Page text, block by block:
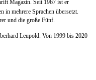
Magazin. Seit 1967 ist er
mehrere Sprachen übersetzt.
und die große Fünf.
Leupold. Von 1999 bis 2020